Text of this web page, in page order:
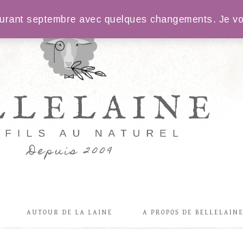
AUTOUR DE LA LAINE A PROPOS DE BELLELAINE
septembre avec quelques changements. Je